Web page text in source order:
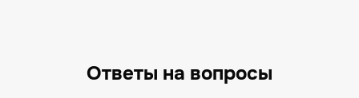
Ответы на вопросы